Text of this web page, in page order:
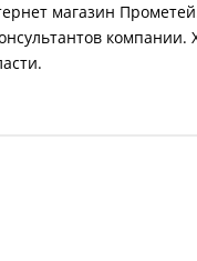
магазин